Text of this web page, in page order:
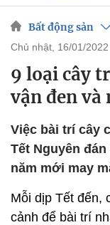
Bất động sản
chủ nhật, 16/01/
9 loại cây
vận đen và
Việc bài trí cây
Tết Nguyên
năm mới may
Mỗi dịp Tết đến,
cảnh để bài trí